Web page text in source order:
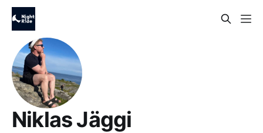
Niklas Jäggi